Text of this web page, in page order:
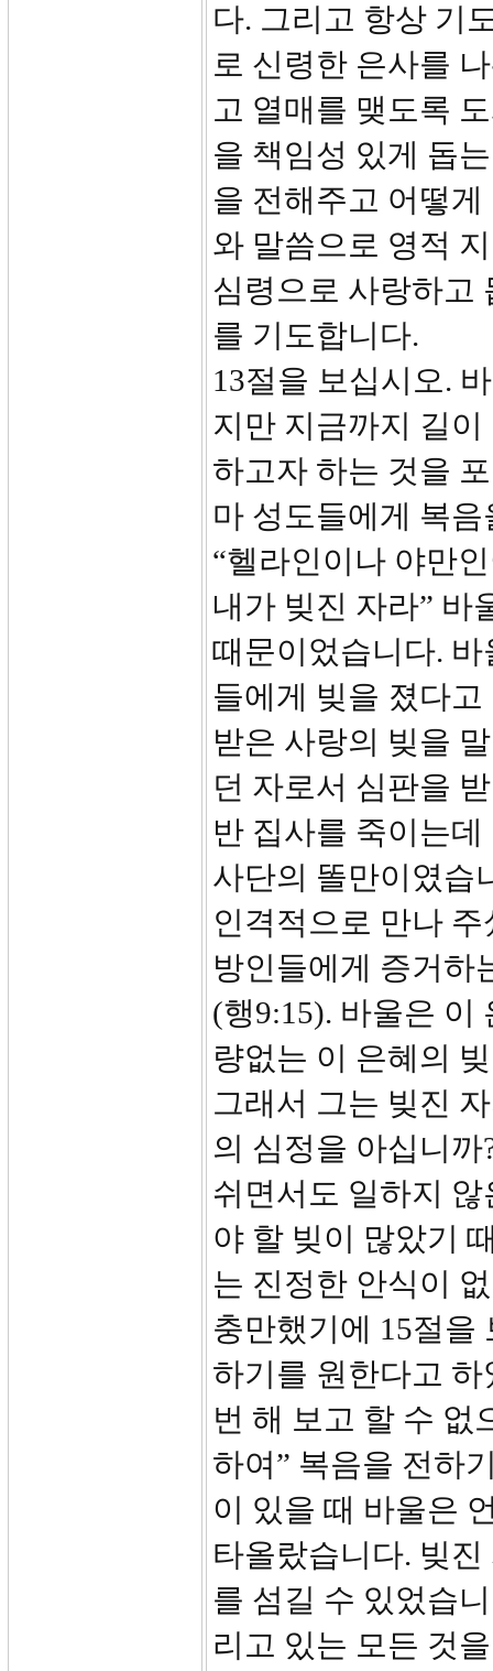
다. 그리고 항상 기
로 신령한 은사를
고 열매를 맺도록
을 책임성 있게 돕
을 전해주고 어떻
와 말씀으로 영적
심령으로 사랑하고
를 기도합니다.
13절을 보십시오.
지만 지금까지 길
하고자 하는 것을
마 성도들에게 복
“헬라인이나 야만
내가 빚진 자라” 바
때문이었습니다.
들에게 빚을 졌다
받은 사랑의 빚을
던 자로서 심판을
반 집사를 죽이는
사단의 똘만이였습
인격적으로 만나
방인들에게 증거하
(행9:15). 바울은 이
량없는 이 은혜의
그래서 그는 빚진
의 심정을 아십니까
쉬면서도 일하지
야 할 빚이 많았기
는 진정한 안식이
충만했기에 15절을
하기를 원한다고
번 해 보고 할 수 없
하여” 복음을 전하
이 있을 때 바울은
타올랐습니다. 빚
를 섬길 수 있었습
리고 있는 모든 것